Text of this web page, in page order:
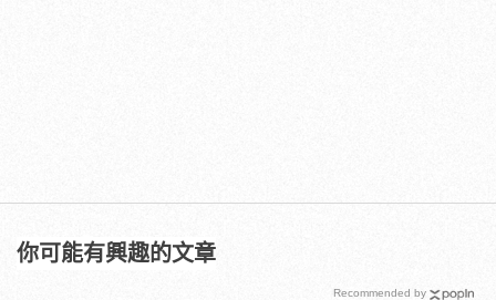
你可能有興趣的文章
Recommended by